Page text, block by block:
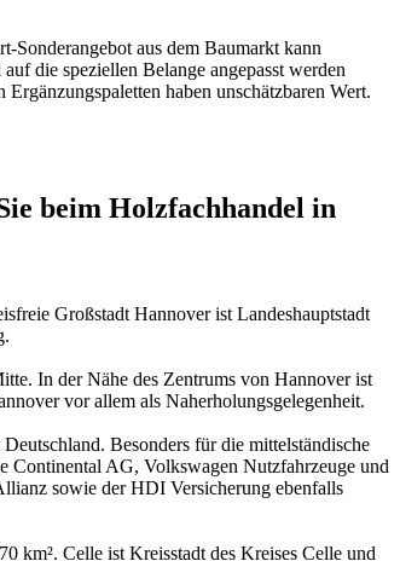
Sonderangebot aus dem Baumarkt kann
die speziellen Belange angepasst werden
haben unschätzbaren Wert.
beim Holzfachhandel in
Großstadt Hannover ist Landeshauptstadt
In der Nähe des Zentrums von Hannover ist
vor allem als Naherholungsgelegenheit.
Besonders für die mittelständische
Continental AG, Volkswagen Nutzfahrzeuge und
sowie der HDI Versicherung ebenfalls
km². Celle ist Kreisstadt des Kreises Celle und